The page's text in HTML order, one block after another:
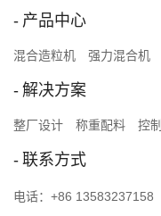
产品中心
混合造粒机 强力混合机
解决方案
整厂设计 称重配料 控
联系方式
电话： +86 13583237158